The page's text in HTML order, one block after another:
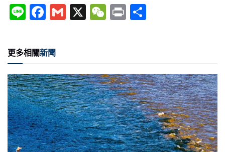
Li
n
e
F
a
c
e
b
o
o
k
G
m
X W
e
at
P
ri
更多相關新聞